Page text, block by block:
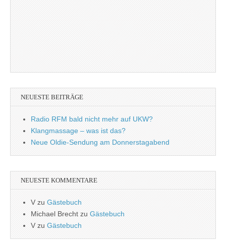
NEUESTE BEITRÄGE
Radio RFM bald nicht mehr auf UKW?
Klangmassage – was ist das?
Neue Oldie-Sendung am Donnerstagabend
NEUESTE KOMMENTARE
V zu Gästebuch
Michael Brecht zu Gästebuch
Vzu Gästebuch